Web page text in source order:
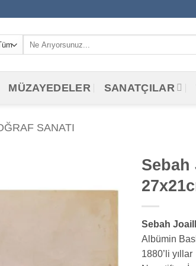
MÜZAYEDELER SANATÇILAR
SANATI
Sebah
Sebah
Albümin
1880’li yıllar